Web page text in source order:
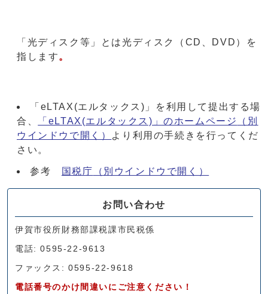
「光ディスク等」とは光ディスク（CD、DVD）を
指します。
「eLTAX(エルタックス)」を利用して提出する場
合、
「eLTAX(エルタックス)」のホームページ
（別
ウインドウで開く） より利用の手続きを行ってくだ
さい。
参考 国税庁 （別ウインドウで開く）
お問い合わせ
伊賀市役所財務部課税課市民税係
電話: 0595-22-9613
ファックス: 0595-22-9618
電話番号のかけ間違いにご注意ください！